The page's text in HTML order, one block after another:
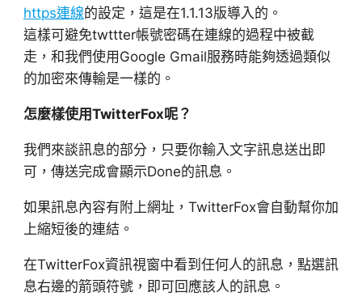
https連線的設定，這是在1.1.13版導入的。
這樣可避免twttter帳號密碼在連線的過程中被截
走，和我們使用Google Gmail服務時能夠透過類似
的加密來傳輸是一樣的。
怎麼樣使用TwitterFox呢？
我們來談訊息的部分，只要你輸入文字訊息送出即
可，傳送完成會顯示Done的訊息。
如果訊息內容有附上網址，TwitterFox會自動幫你加
上縮短後的連結。
在TwitterFox資訊視窗中看到任何人的訊息，點選訊
息右邊的箭頭符號，即可回應該人的訊息。